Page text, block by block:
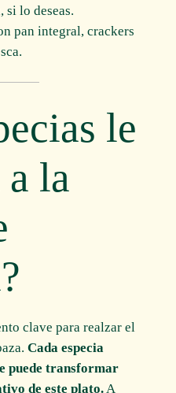
si lo deseas.
pan integral, crackers
le
la
clave para realzar el
Cada especia
puede transformar
de este plato. A